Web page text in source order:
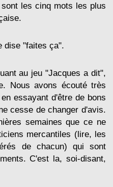
les cinq mots les plus
dise "faites ça".
au jeu "Jacques a dit",
Nous avons écouté très
essayant d'être de bons
cesse de changer d'avis.
semaines que ce ne
mercantiles (lire, les
de chacun) qui sont
C'est la, soi-disant,